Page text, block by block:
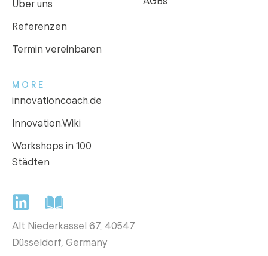
Über uns
Referenzen
Termin vereinbaren
MORE
innovationcoach.de
Innovation.Wiki
Workshops in 100
Städten
Alt Niederkassel 67, 40547
Düsseldorf, Germany